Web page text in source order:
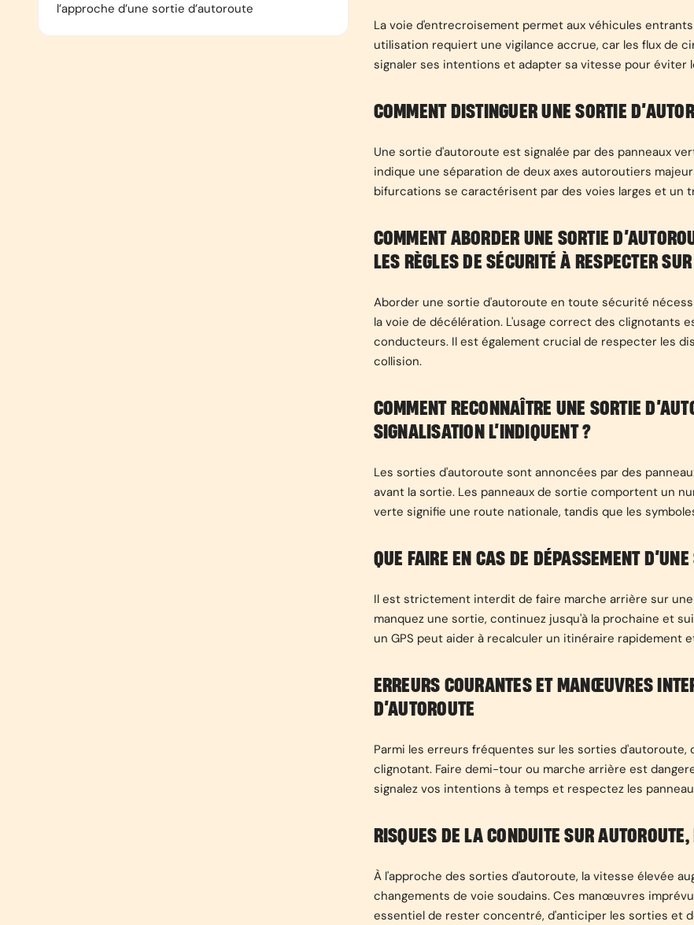
l’approche d’une sortie d’autoroute
La voie d'entrecroisement permet aux véhicules
utilisation requiert une vigilance accrue, car les flux de
signaler ses intentions et adapter sa vitesse pour éviter
COMMENT DISTINGUER UNE SORTIE
Une sortie d'autoroute est signalée par des panneaux
indique une séparation de deux axes autoroutiers
bifurcations se caractérisent par des voies larges et un
COMMENT ABORDER UNE SORTIE
LES RÈGLES DE SÉCURITÉ À RESPECTER
Aborder une sortie d'autoroute en toute sécurité
la voie de décélération. L'usage correct des clignotants
conducteurs. Il est également crucial de respecter les
collision.
COMMENT RECONNAÎTRE UNE SORTIE
SIGNALISATION L’INDIQUENT ?
Les sorties d'autoroute sont annoncées par des
avant la sortie. Les panneaux de sortie comportent un
verte signifie une route nationale, tandis que les
QUE FAIRE EN CAS DE DÉPASSEMENT
Il est strictement interdit de faire marche arrière sur
manquez une sortie, continuez jusqu'à la prochaine et
un GPS peut aider à recalculer un itinéraire rapidement
ERREURS COURANTES ET MANŒUVRES
D’AUTOROUTE
Parmi les erreurs fréquentes sur les sorties
clignotant. Faire demi-tour ou marche arrière est
signalez vos intentions à temps et respectez les
RISQUES DE LA CONDUITE SUR
À l'approche des sorties d'autoroute, la vitesse élevée
changements de voie soudains. Ces manœuvres
essentiel de rester concentré, d'anticiper les sorties et